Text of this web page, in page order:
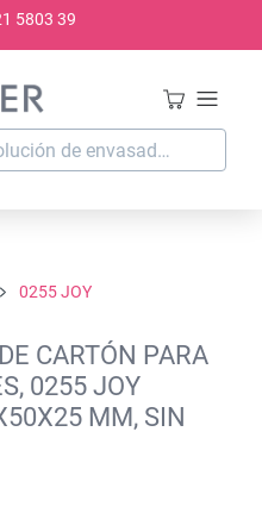
5803 39
0255 JOY
CARTÓN PARA
0255 JOY
MM, SIN